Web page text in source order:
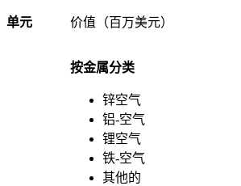
单元 价值（百万美元）
按金属分类
锌空气
铝-空气
锂空气
铁-空气
其他的